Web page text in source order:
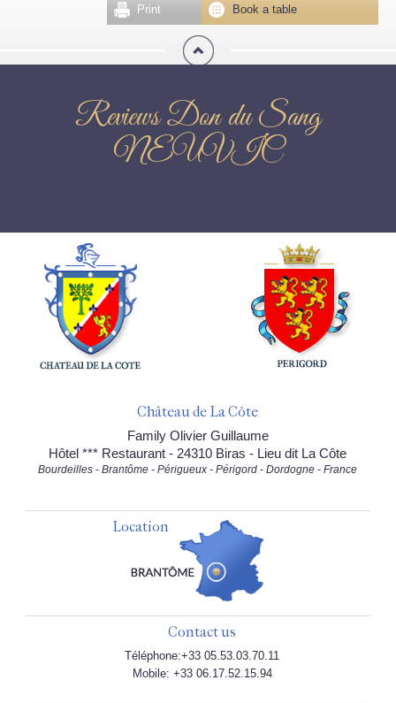
Book a table
Print
Reviews Don du Sang
NEUVIC
Château de La Côte
Family Olivier Guillaume
Hôtel *** Restaurant - 24310 Biras - Lieu dit La Côte
Bourdeilles - Brantôme - Périgueux - Périgord - Dordogne - France
Location
Contact us
Téléphone:+33 05.53.03.70.11
Mobile: +33 06.17.52.15.94